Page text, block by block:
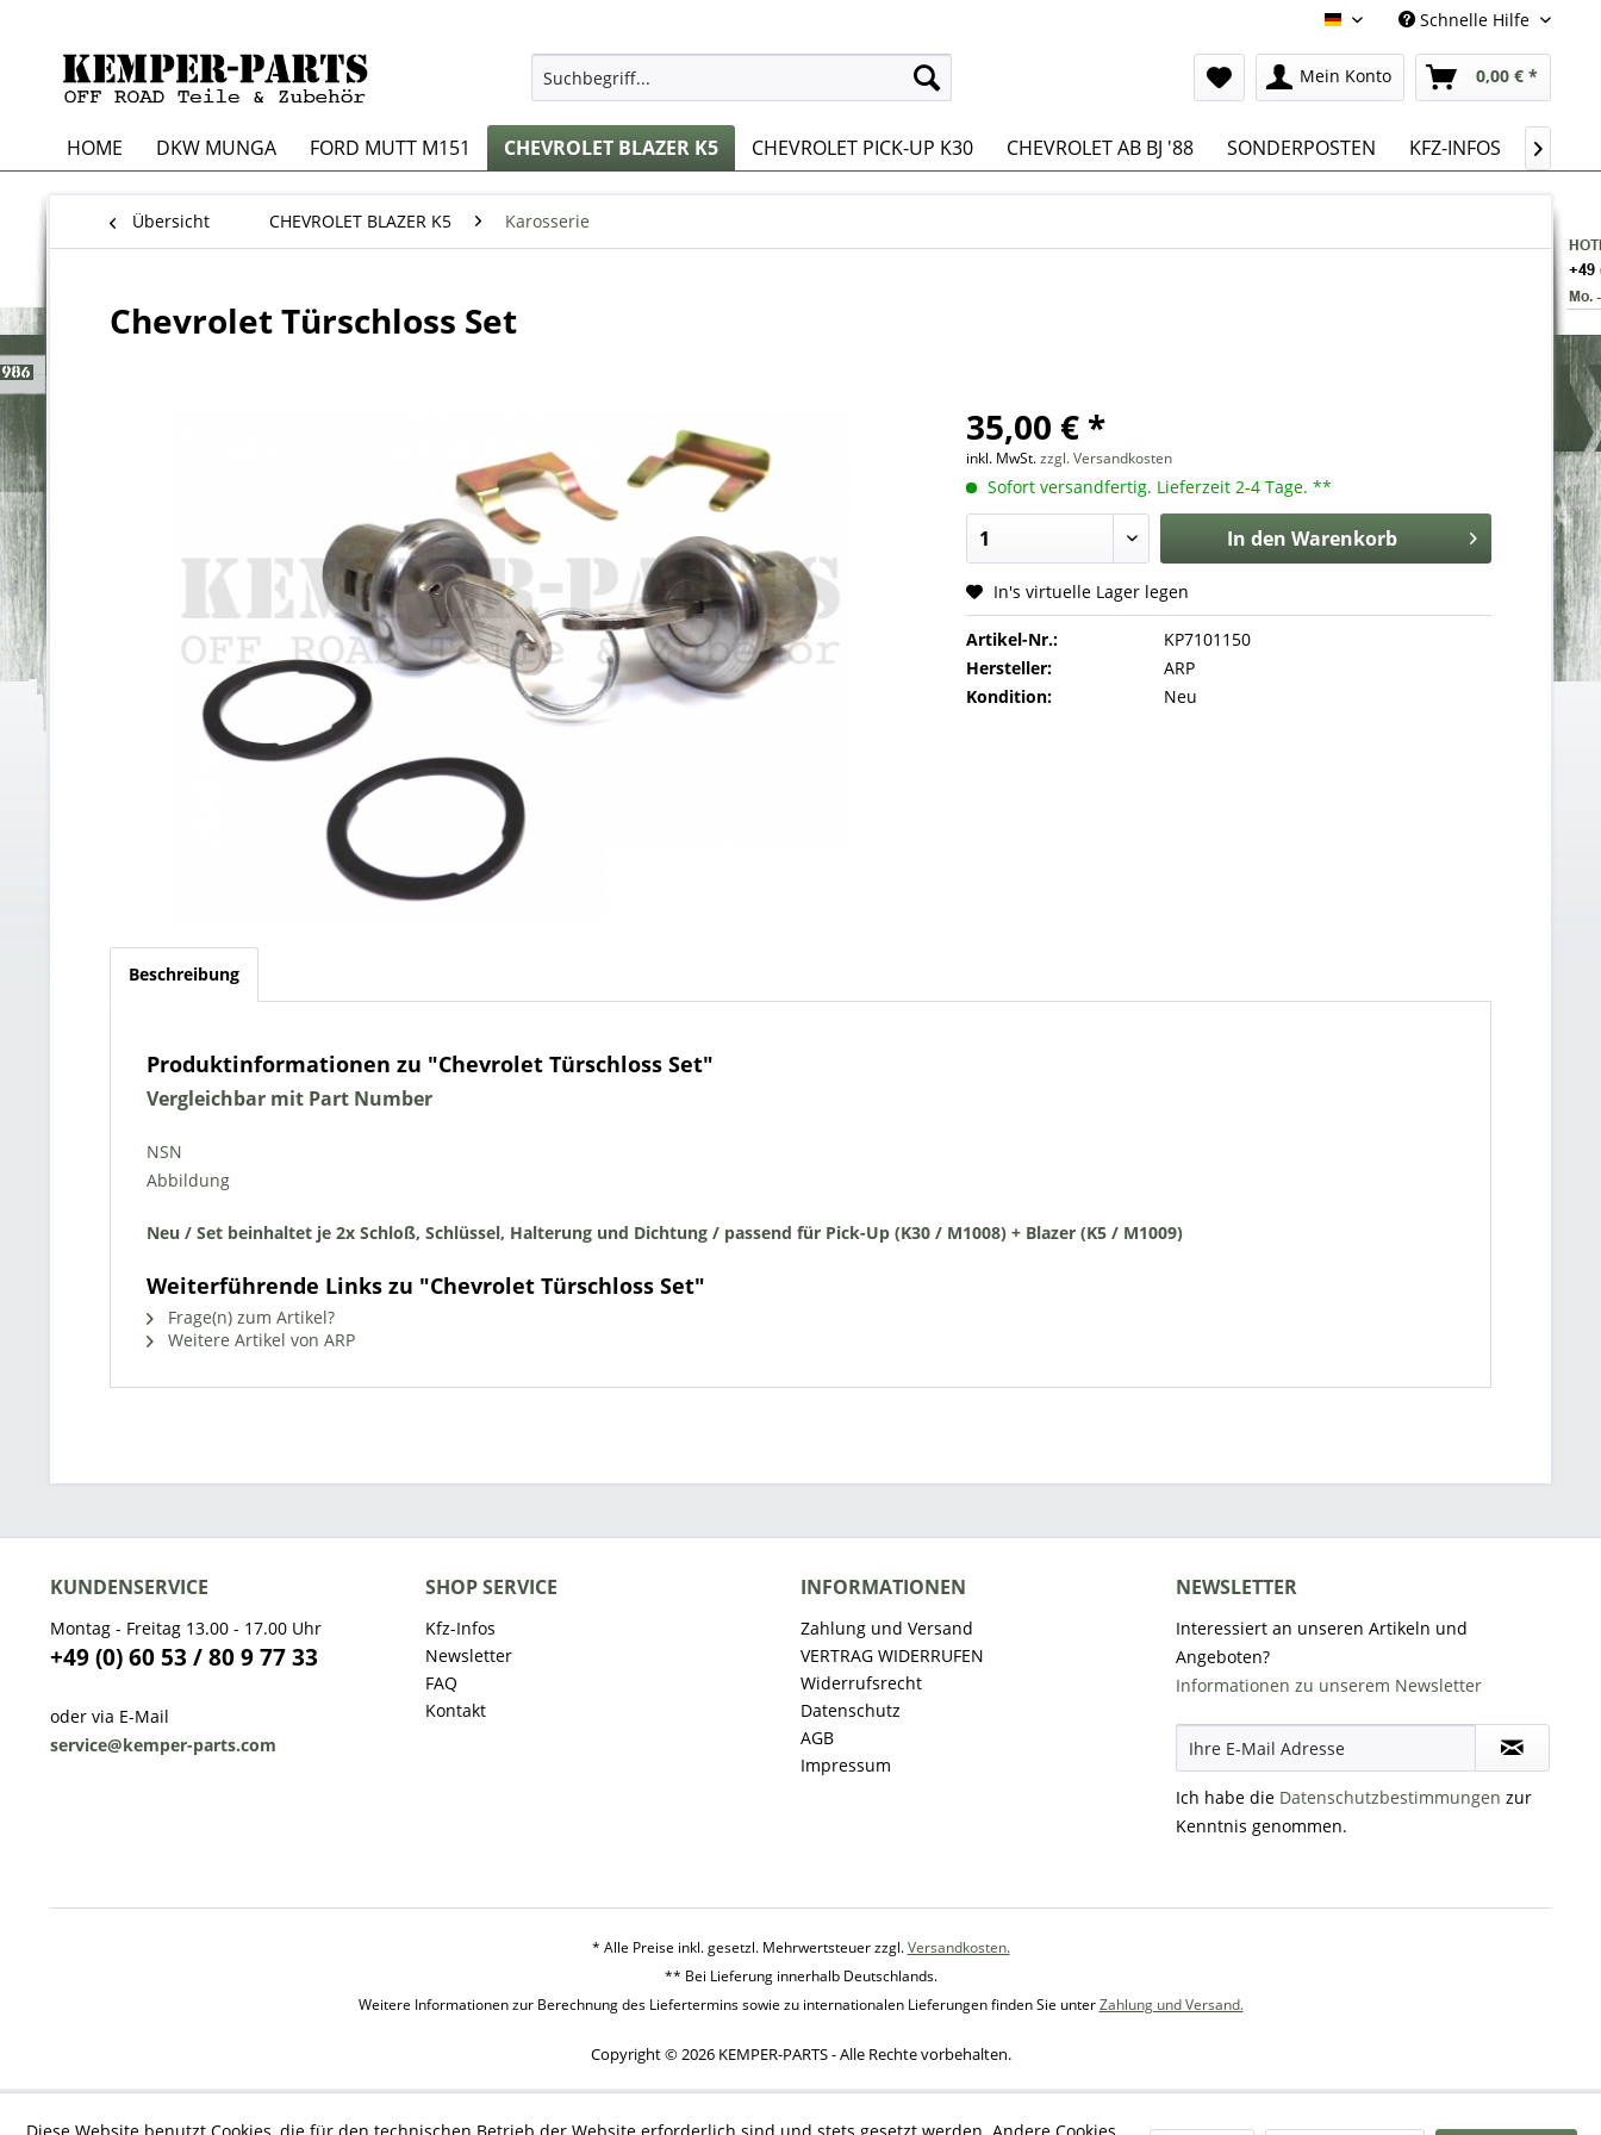
Deutsch Schnelle Hilfe
Mein Konto 0,00 € *
HOME DKW MUNGA FORD MUTT M151 CHEVROLET BLAZER K5 CHEVROLET PICK-UP K30 CHEVROLET AB BJ '88 SONDERPOSTEN KFZ-INFOS 
Übersicht CHEVROLET BLAZER K5 Karosserie
Chevrolet Türschloss Set
35,00 € *
inkl. MwSt.zzgl. Versandkosten
Sofort versandfertig. Lieferzeit 2-4 Tage. **
In den Warenkorb
In's virtuelle Lager legen
Artikel-Nr.:
KP7101150
Hersteller:
ARP
Kondition:
Neu
Beschreibung
Produktinformationen zu "Chevrolet Türschloss Set"
Vergleichbar mit Part Number
NSN
Abbildung
Neu / Set beinhaltet je 2x Schloß, Schlüssel, Halterung und Dichtung / passend für Pick-Up (K30 / M1008) + Blazer (K5 / M1009)
Weiterführende Links zu "Chevrolet Türschloss Set"
Frage(n) zum Artikel?
Weitere Artikel von ARP
KUNDENSERVICE
Montag - Freitag 13.00 - 17.00 Uhr
+49 (0) 60 53 / 80 9 77 33
oder via E-Mail
service@kemper-parts.com
SHOP SERVICE
Kfz-Infos
Newsletter
FAQ
Kontakt
INFORMATIONEN
Zahlung und Versand
VERTRAG WIDERRUFEN
Widerrufsrecht
Datenschutz
AGB
Impressum
NEWSLETTER
Interessiert an unseren Artikeln und
Angeboten?
Informationen zu unserem Newsletter
Ich habe die Datenschutzbestimmungen zur
Kenntnis genommen.
* Alle Preise inkl. gesetzl. Mehrwertsteuer zzgl.Versandkosten.
** Bei Lieferung innerhalb Deutschlands.
Weitere Informationen zur Berechnung des Liefertermins sowie zu internationalen Lieferungen finden Sie unterZahlung und Versand.
Copyright © 2026 KEMPER-PARTS - Alle Rechte vorbehalten.